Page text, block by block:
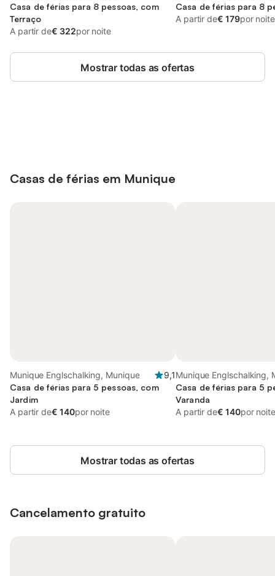
Casa de férias para 8 pessoas, com
Terraço
A partir de€ 322por noite
Casa de férias para 8
A partir de€ 179por noite
Mostrar todas as ofertas
Casas de férias em Munique
Munique Englschalking, Munique
9,1
Casa de férias para 5 pessoas, com
Jardim
A partir de€ 140por noite
Munique Englschalking,
Casa de férias para 5
Varanda
A partir de€ 140por noite
Mostrar todas as ofertas
Cancelamento gratuito